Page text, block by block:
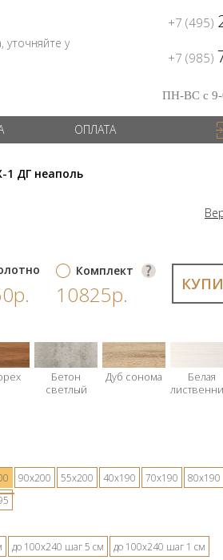
у
+7 (495)
+7 (985)
ПН-ВС с 9-
ОПЛАТА
1 ДГ неаполь
Комплект
10825р.
Бетон
светлый
Дуб сонома
Белая
90х200 55х200 40х190 70х190 80х190
до 100х240 шаг 5 см до 100х240 шаг 1 см